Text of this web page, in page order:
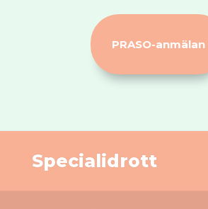
PRASO-anmälan
Specialidrott